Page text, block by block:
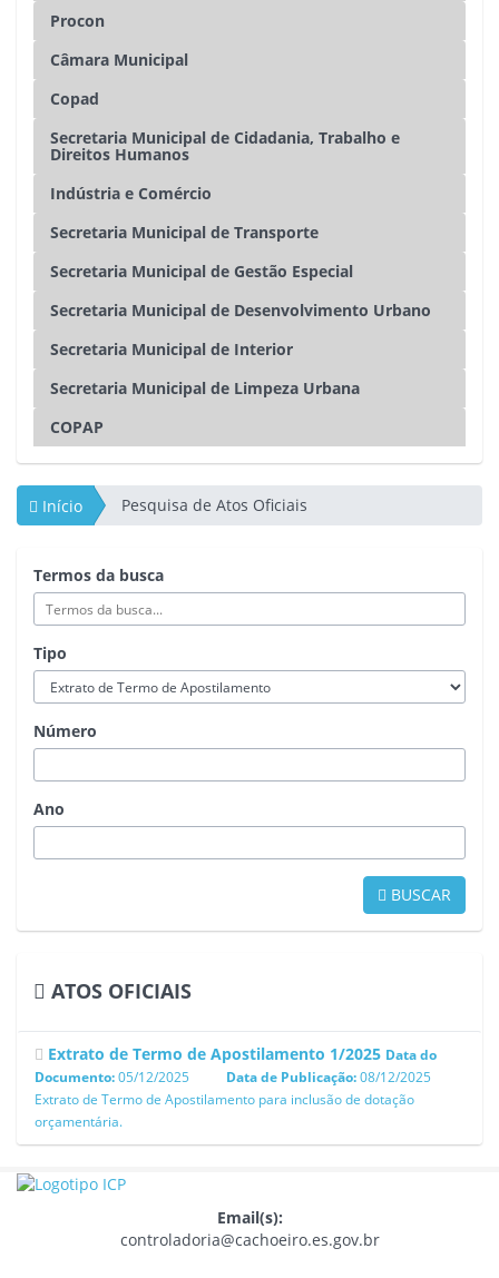
Procon
Câmara Municipal
Copad
Secretaria Municipal de Cidadania, Trabalho e
Direitos Humanos
Indústria e Comércio
Secretaria Municipal de Transporte
Secretaria Municipal de Gestão Especial
Secretaria Municipal de Desenvolvimento Urbano
Secretaria Municipal de Interior
Secretaria Municipal de Limpeza Urbana
COPAP
Início Pesquisa de Atos Oficiais
Termos da busca
Tipo
Número
Ano
BUSCAR
ATOS OFICIAIS
Extrato de Termo de Apostilamento 1/2025 Data do
Documento:05/12/2025 Data de Publicação:08/12/2025
Extrato de Termo de Apostilamento para inclusão de dotação
orçamentária.
Email(s):
controladoria@cachoeiro.es.gov.br